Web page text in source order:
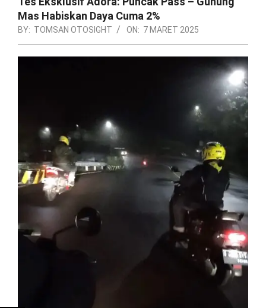
Mas Habiskan Daya Cuma 2%
BY: TOMSAN OTOSIGHT ON: 7 MARET 2025